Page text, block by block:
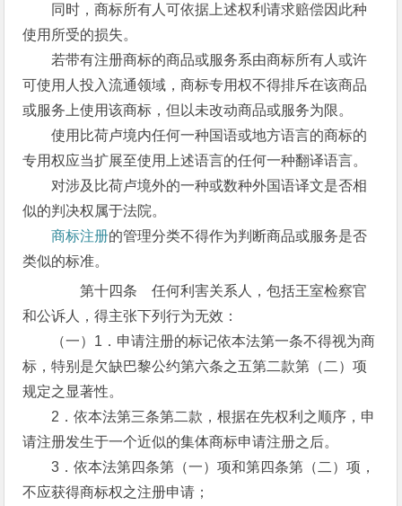
同时，商标所有人可依据上述权利请求赔偿因此种
使用所受的损失。
若带有注册商标的商品或服务系由商标所有人或许
可使用人投入流通领域，商标专用权不得排斥在该商品
或服务上使用该商标，但以未改动商品或服务为限。
使用比荷卢境内任何一种国语或地方语言的商标的
专用权应当扩展至使用上述语言的任何一种翻译语言。
对涉及比荷卢境外的一种或数种外国语译文是否相
似的判决权属于法院。
商标注册的管理分类不得作为判断商品或服务是否
类似的标准。
第十四条 任何利害关系人，包括王室检察官
和公诉人，得主张下列行为无效：
（一）1．申请注册的标记依本法第一条不得视为商
标，特别是欠缺巴黎公约第六条之五第二款第（二）项
规定之显著性。
2．依本法第三条第二款，根据在先权利之顺序，申
请注册发生于一个近似的集体商标申请注册之后。
3．依本法第四条第（一）项和第四条第（二）项，
不应获得商标权之注册申请；